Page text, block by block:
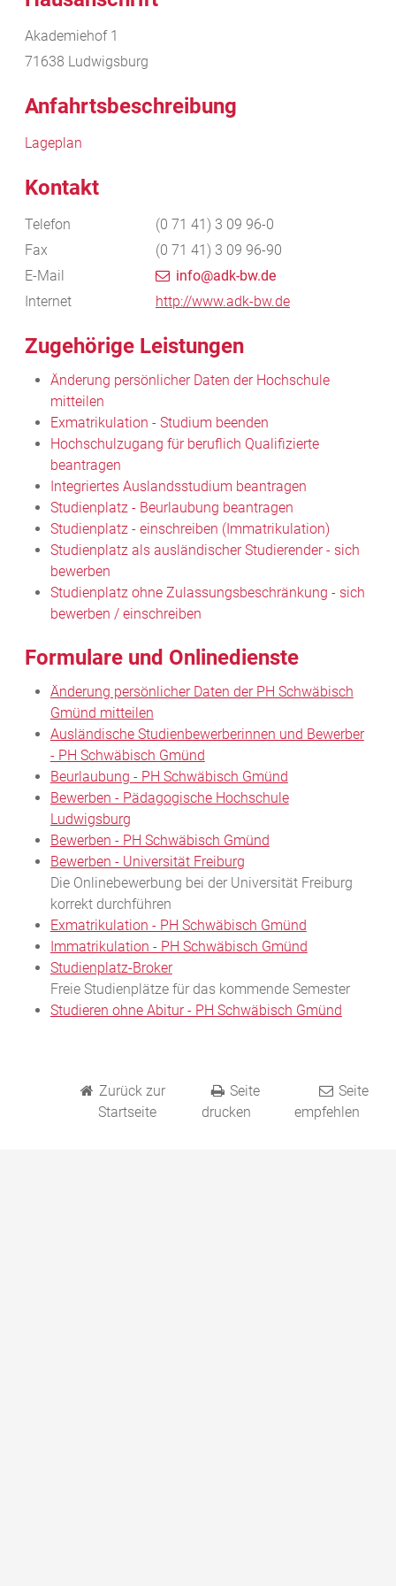
Akademiehof 1
71638 Ludwigsburg
Anfahrtsbeschreibung
Lageplan
Kontakt
Telefon (0 71 41) 3 09 96-0
Fax
(0 71 41) 3 09 96-90
E-Mail
info@adk-bw.de
Internet
http://www.adk-bw.de
Zugehörige Leistungen
Änderung persönlicher Daten der Hochschule
mitteilen
Exmatrikulation - Studium beenden
Hochschulzugang für beruflich Qualifizierte
beantragen
Integriertes Auslandsstudium beantragen
Studienplatz - Beurlaubung beantragen
Studienplatz - einschreiben (Immatrikulation)
Studienplatz als ausländischer Studierender - sich
bewerben
Studienplatz ohne Zulassungsbeschränkung - sich
bewerben / einschreiben
Formulare und Onlinedienste
Änderung persönlicher Daten der PH Schwäbisch
Gmünd mitteilen
Ausländische Studienbewerberinnen und Bewerber
- PH Schwäbisch Gmünd
Beurlaubung - PH Schwäbisch Gmünd
Bewerben - Pädagogische Hochschule
Ludwigsburg
Bewerben - PH Schwäbisch Gmünd
Bewerben - Universität Freiburg
Die Onlinebewerbung bei der Universität Freiburg
korrekt durchführen
Exmatrikulation - PH Schwäbisch Gmünd
Immatrikulation - PH Schwäbisch Gmünd
Studienplatz-Broker
Freie Studienplätze für das kommende Semester
Studieren ohne Abitur - PH Schwäbisch Gmünd
Zurück zur
Startseite
Seite
drucken
Seite
empfehlen